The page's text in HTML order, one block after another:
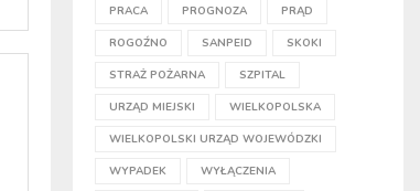
PRACA PROGNOZA PRĄD
ROGOŹNO SANPEID SKOKI
STRAŻ POŻARNA SZPITAL
URZĄD MIEJSKI WIELKOPOLSKA
WIELKOPOLSKI URZĄD WOJEWÓDZKI
WYPADEK WYŁĄCZENIA